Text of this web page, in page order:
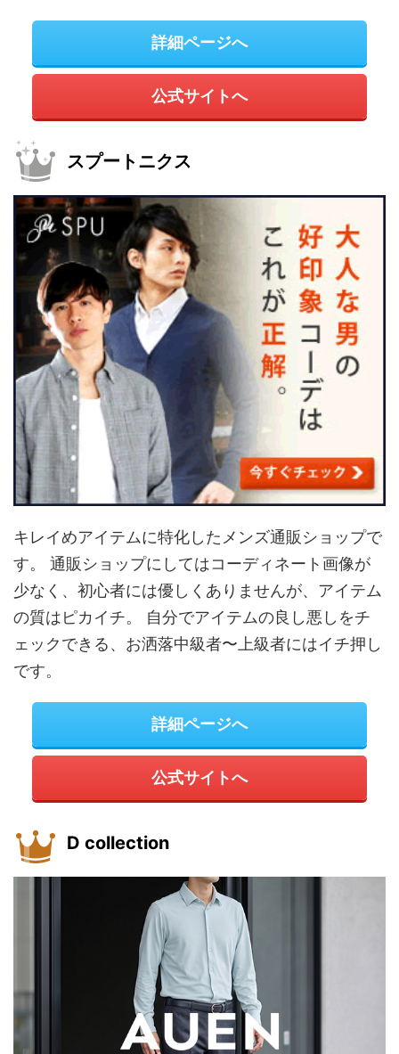
詳細ページへ
公式サイトへ
スプートニクス
キレイめアイテムに特化したメンズ通販ショップで
す。 通販ショップにしてはコーディネート画像が
少なく、初心者には優しくありませんが、アイテム
の質はピカイチ。 自分でアイテムの良し悪しをチ
ェックできる、お洒落中級者〜上級者にはイチ押し
です。
詳細ページへ
公式サイトへ
D collection